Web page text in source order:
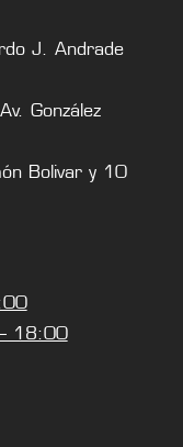
J. Andrade
González
Bolivar y 10
18:00